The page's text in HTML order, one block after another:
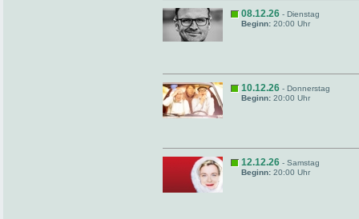
08.12.26 - Dienstag
Beginn: 20:00 Uhr
10.12.26 - Donnerstag
Beginn: 20:00 Uhr
12.12.26 - Samstag
Beginn: 20:00 Uhr